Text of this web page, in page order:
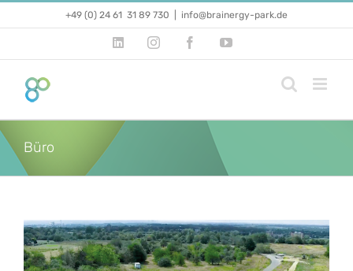
+49 (0) 24 61 31 89 730 info@brainergy-park.de
LinkedInInstagramFacebookYouTube
Büro